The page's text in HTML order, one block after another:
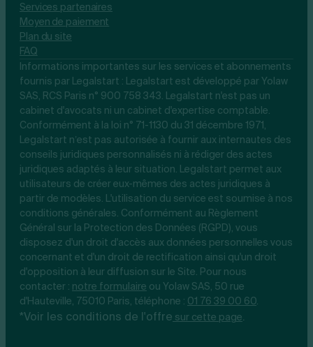
Services partenaires
Moyen de paiement
Plan du site
FAQ
Informations importantes sur les services et abonnements
fournis par Legalstart : Legalstart est développé par Yolaw
SAS, RCS Paris n° 900 758 343. Legalstart n'est pas un
cabinet d'avocats ni un cabinet d'expertise comptable.
Conformément à la loi n° 71-1130 du 31 décembre 1971,
Legalstart n’est pas autorisée à fournir aux internautes des
conseils juridiques personnalisés ni à rédiger des actes
juridiques adaptés à leur situation. Legalstart permet aux
utilisateurs de créer eux-mêmes des actes juridiques à
partir de modèles. L'utilisation du service est soumise à nos
conditions générales. Conformément au Règlement
Général sur la Protection des Données (RGPD), vous
disposez d'un droit d'accès aux données personnelles vous
concernant et d'un droit de rectification ainsi qu'un droit
d'opposition à leur diffusion sur le Site. Pour nous
contacter : notre formulaire ou Yolaw SAS, 50 rue
d'Hauteville, 75010 Paris, téléphone : 01 76 39 00 60.
*Voir les conditions de l'offre sur cette page.